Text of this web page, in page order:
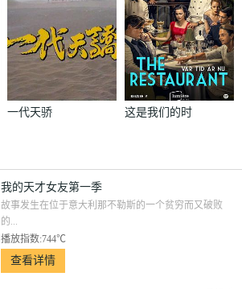
一代天骄
这是我们的时
我的天才女友第一季
故事发生在位于意大利那不勒斯的一个贫穷而又破败
的...
播放指数:744℃
查看详情